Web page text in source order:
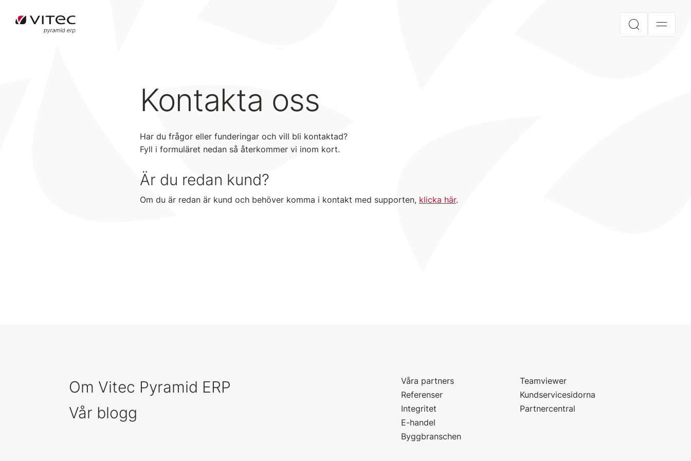
Kontakta oss
Har du frågor eller funderingar och vill bli kontaktad?
Fyll i formuläret nedan så återkommer vi inom kort.
Är du redan kund?
Om du är redan är kund och behöver komma i kontakt med supporten, klicka här.
Om Vitec Pyramid ERP
Vår blogg
Våra partners
Referenser
Integritet
E-handel
Byggbranschen
Teamviewer
Kundservicesidorna
Partnercentral